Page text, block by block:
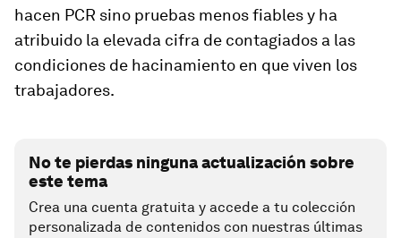
hacen PCR sino pruebas menos fiables y ha
atribuido la elevada cifra de contagiados a las
condiciones de hacinamiento en que viven los
trabajadores.
No te pierdas ninguna actualización sobre
este tema
Crea una cuenta gratuita y accede a tu colección
personalizada de contenidos con nuestras últimas